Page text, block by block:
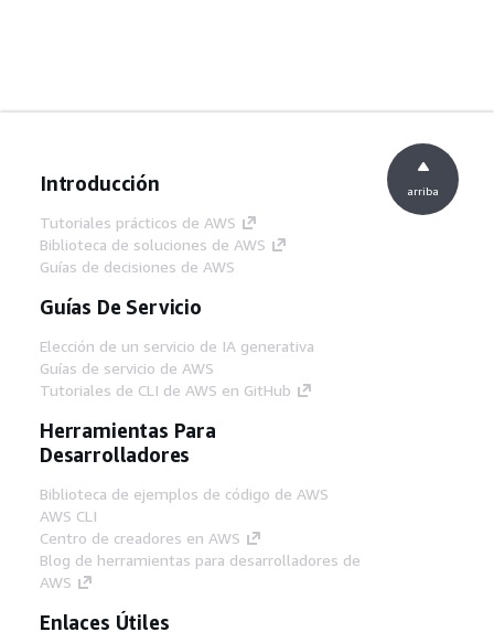
Introducción
Tutoriales prácticos de AWS
Biblioteca de soluciones de AWS
Guías de decisiones de AWS
Guías De Servicio
Elección de un servicio de IA generativa
Guías de servicio de AWS
Tutoriales de CLI de AWS en GitHub
Herramientas Para
Desarrolladores
Biblioteca de ejemplos de código de AWS
AWS CLI
Centro de creadores en AWS
Blog de herramientas para desarrolladores de
AWS
Enlaces Útiles
arriba